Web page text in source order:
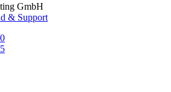
GmbH
& Support